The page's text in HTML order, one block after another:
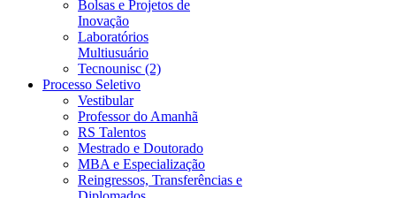
Bolsas e Projetos de
Inovação
Laboratórios
Multiusuário
Tecnounisc (2)
Processo Seletivo
Vestibular
Professor do Amanhã
RS Talentos
Mestrado e Doutorado
MBA e Especialização
Reingressos, Transferências e